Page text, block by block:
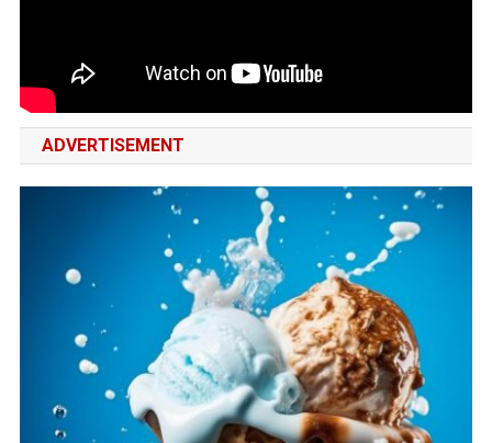
ADVERTISEMENT